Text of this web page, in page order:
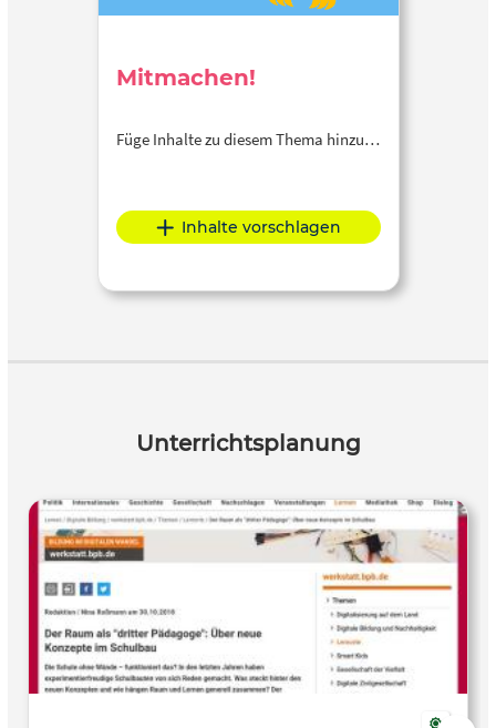
Mitmachen!
Füge Inhalte zu diesem Thema hinzu…
Inhalte vorschlagen
Unterrichtsplanung